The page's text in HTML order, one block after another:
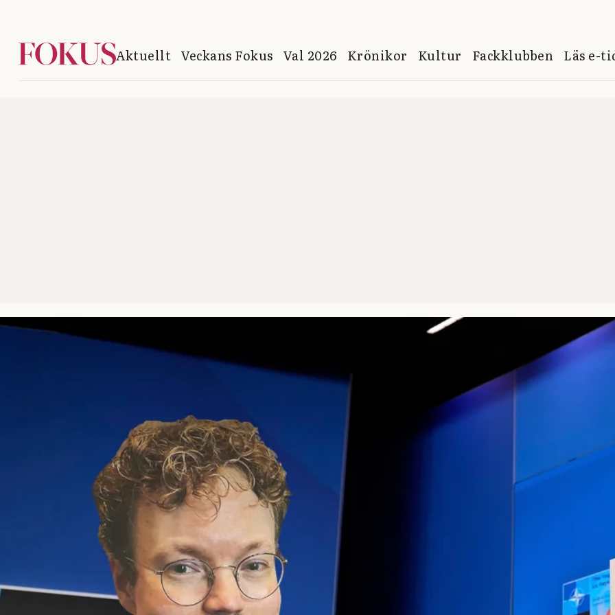
Aktuellt Veckans Fokus Val 2026 Krönikor Kultur Fackklubben Läs e-